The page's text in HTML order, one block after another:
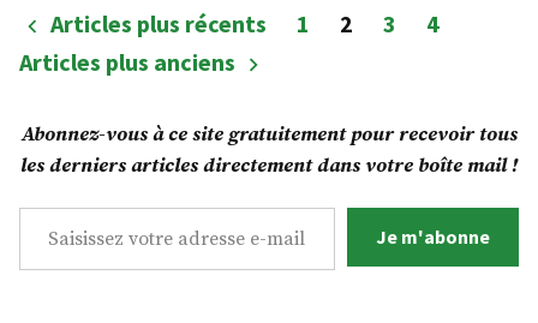
au
Pagination
des
Articles plus récents 1 2 3
4
Articles plus anciens
Abonnez-vous à ce site gratuitement pour recevoir tous
les derniers articles directement dans votre boîte mail !
Saisissez votre adresse e-mail…
Je m'abonne